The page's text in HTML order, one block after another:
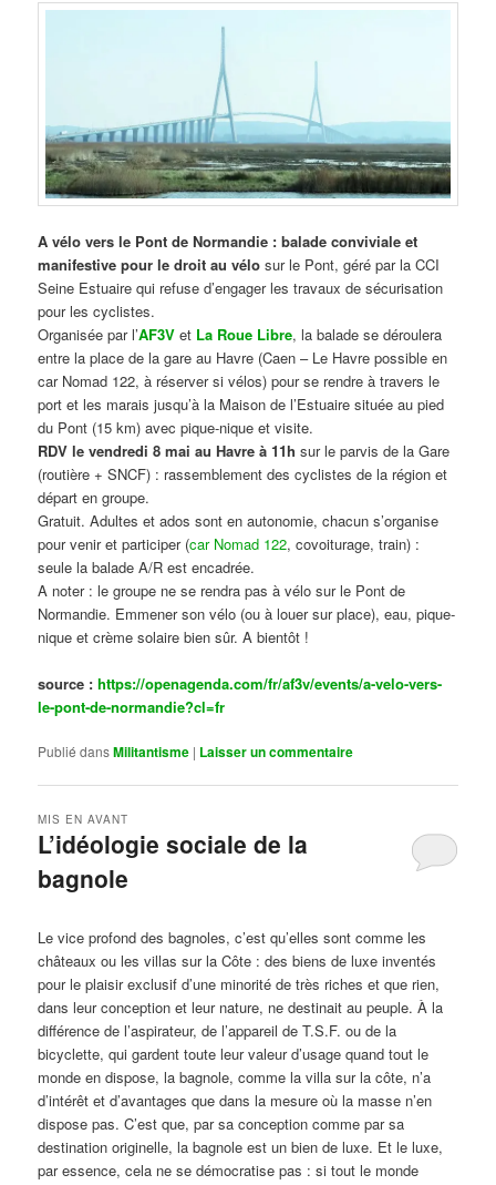
A vélo vers le Pont de Normandie : balade conviviale et
manifestive pour le droit au vélo sur le Pont, géré par la CCI
Seine Estuaire qui refuse d’engager les travaux de sécurisation
pour les cyclistes.
Organisée par l’AF3V et La Roue Libre, la balade se déroulera
entre la place de la gare au Havre (Caen – Le Havre possible en
car Nomad 122, à réserver si vélos) pour se rendre à travers le
port et les marais jusqu’à la Maison de l’Estuaire située au pied
du Pont (15 km) avec pique-nique et visite.
RDV le vendredi 8 mai au Havre à 11h sur le parvis de la Gare
(routière + SNCF) : rassemblement des cyclistes de la région et
départ en groupe.
Gratuit. Adultes et ados sont en autonomie, chacun s’organise
pour venir et participer (car Nomad 122, covoiturage, train) :
seule la balade A/R est encadrée.
A noter : le groupe ne se rendra pas à vélo sur le Pont de
Normandie. Emmener son vélo (ou à louer sur place), eau, pique-
nique et crème solaire bien sûr. A bientôt !
source :https://openagenda.com/fr/af3v/events/a-velo-vers-
le-pont-de-normandie?cl=fr
Publié dansMilitantisme | Laisser un commentaire
L’idéologie sociale de la
bagnole
MIS EN AVANT
Le vice profond des bagnoles, c’est qu’elles sont comme les
châteaux ou les villas sur la Côte : des biens de luxe inventés
pour le plaisir exclusif d’une minorité de très riches et que rien,
dans leur conception et leur nature, ne destinait au peuple. À la
différence de l’aspirateur, de l’appareil de T.S.F. ou de la
bicyclette, qui gardent toute leur valeur d’usage quand tout le
monde en dispose, la bagnole, comme la villa sur la côte, n’a
d’intérêt et d’avantages que dans la mesure où la masse n’en
dispose pas. C’est que, par sa conception comme par sa
destination originelle, la bagnole est un bien de luxe. Et le luxe,
par essence, cela ne se démocratise pas : si tout le monde